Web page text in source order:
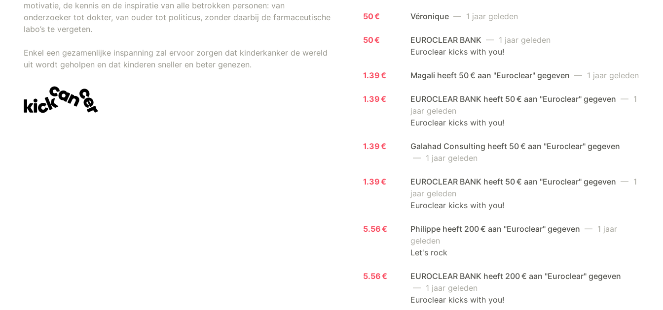
motivatie, de kennis en de inspiratie van alle betrokken personen: van
onderzoeker tot dokter, van ouder tot politicus, zonder daarbij de farmaceutische
labo’s te vergeten.
Enkel een gezamenlijke inspanning zal ervoor zorgen dat kinderkanker de wereld
uit wordt geholpen en dat kinderen sneller en beter genezen.
50 € Véronique — 1 jaar geleden
50 € EUROCLEAR BANK — 1 jaar geleden
Euroclear kicks with you!
1.39 € Magali heeft 50 € aan "Euroclear" gegeven — 1 jaar geleden
1.39 € EUROCLEAR BANK heeft 50 € aan "Euroclear" gegeven — 1
jaar geleden
Euroclear kicks with you!
1.39 €
Galahad Consulting heeft 50 € aan "Euroclear" gegeven
— 1 jaar geleden
1.39 € EUROCLEAR BANK heeft 50 € aan "Euroclear" gegeven — 1
jaar geleden
Euroclear kicks with you!
5.56 € Philippe heeft 200 € aan "Euroclear" gegeven — 1 jaar
geleden
Let's rock
5.56 €
EUROCLEAR BANK heeft 200 € aan "Euroclear" gegeven
— 1 jaar geleden
Euroclear kicks with you!